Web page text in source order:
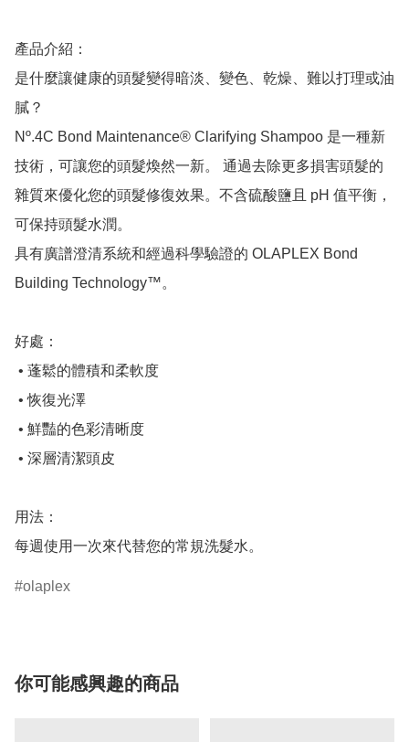
產品介紹：
是什麼讓健康的頭髮變得暗淡、變色、乾燥、難以打理或油
膩？
Nº.4C Bond Maintenance® Clarifying Shampoo 是一種新
技術，可讓您的頭髮煥然一新。 通過去除更多損害頭髮的
雜質來優化您的頭髮修復效果。不含硫酸鹽且 pH 值平衡，
可保持頭髮水潤。
具有廣譜澄清系統和經過科學驗證的 OLAPLEX Bond
Building Technology™。
好處：
用法：
olaplex
你可能感興趣的商品